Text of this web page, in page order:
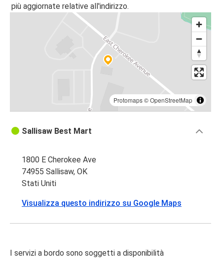
più aggiornate relative all'indirizzo.
Protomaps©OpenStreetMap
Sallisaw Best Mart
1800 E Cherokee Ave
74955 Sallisaw, OK
Stati Uniti
Visualizza questo indirizzo su Google Maps
I servizi a bordo sono soggetti a disponibilità